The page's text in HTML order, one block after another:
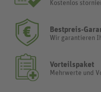
Kostenlos
Bestpreis-
Wir garantieren
Vorteilspaket
Mehrwerte und